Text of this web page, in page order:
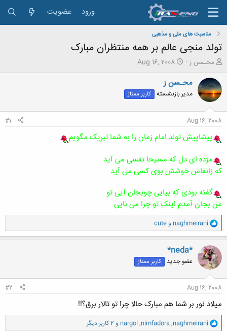
ورود عضویت
مناسبت های ملی و مذهبی
تولد منجی عالم بر همه منتظران مبارک
ش
و
ع
ک
ه
م
ض
و
محـسن ز
ت
ر
ی
خ
ع
Aug 16, 2008
محـسن ز
مدیر بازنشسته کاربر ممتاز
Aug 16, 2008
#1
پیشاپیش تولد امام زمان را به شما تبریک مگویم
مژده ای دل که مسیحا نفسی می آید
که زانفاس خوشش بوی کسی می آید
گفته بودی که بیایی چوبجان آیی تو
من بجان آمدم اینک تو چرا می نایی
و
ا
ک
ن
ش
ه
ا
naghmeirani و cute
*neda*
عضو جدید کاربر ممتاز
Aug 16, 2008
#2
میلاد نور بر شما هم مبارک حالا چرا تو تالار برق؟!!
وnaghmeirani
,
nimfadora
,
nargol و 2 کاربر دیگر